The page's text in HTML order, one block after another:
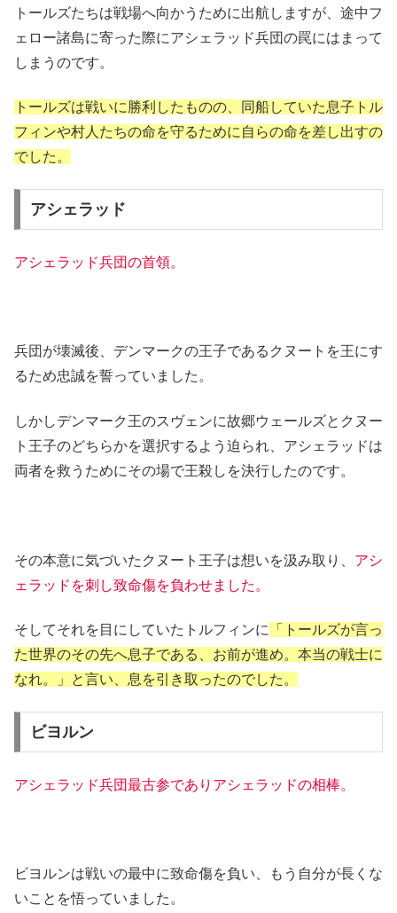
トールズたちは戦場へ向かうために出航しますが、途中フ
ェロー諸島に寄った際にアシェラッド兵団の罠にはまって
しまうのです。
トールズは戦いに勝利したものの、同船していた息子トル
フィンや村人たちの命を守るために自らの命を差し出すの
でした。
アシェラッド
アシェラッド兵団の首領。
兵団が壊滅後、デンマークの王子であるクヌートを王にす
るため忠誠を誓っていました。
しかしデンマーク王のスヴェンに故郷ウェールズとクヌー
ト王子のどちらかを選択するよう迫られ、アシェラッドは
両者を救うためにその場で王殺しを決行したのです。
その本意に気づいたクヌート王子は想いを汲み取り、 アシ
ェラッドを刺し致命傷を負わせました。
そしてそれを目にしていたトルフィンに
「トールズが言っ
た世界のその先へ息子である、お前が進め。本当の戦士に
なれ。」と言い、息を引き取ったのでした。
ビヨルン
アシェラッド兵団最古参でありアシェラッドの相棒。
ビヨルンは戦いの最中に致命傷を負い、もう自分が長くな
いことを悟っていました。